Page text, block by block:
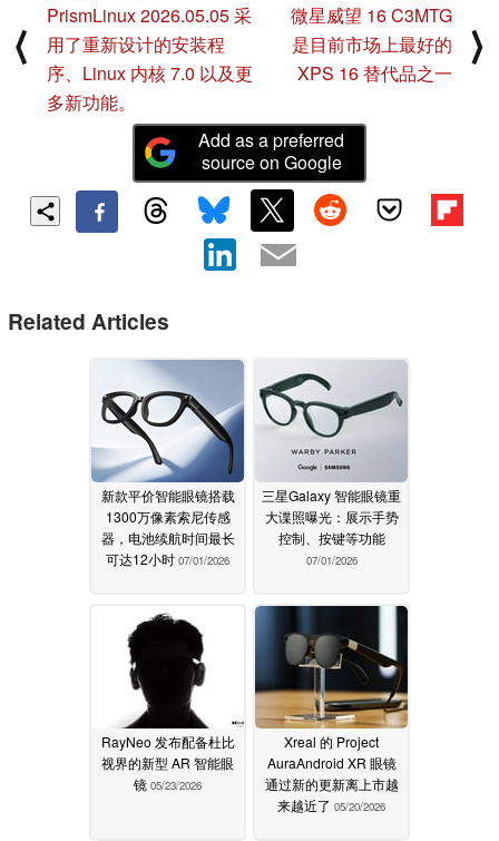
⟨
PrismLinux 2026.05.05 采
用了重新设计的安装程
序、Linux 内核 7.0 以及更
多新功能。
微星威望 16 C3MTG
是目前市场上最好的
XPS 16 替代品之一
⟩
Add as a preferred
source on Google
Related Articles
新款平价智能眼镜搭载
1300万像素索尼传感
器，电池续航时间最长
可达12小时 07/01/2026
三星Galaxy 智能眼镜重
大谍照曝光：展示手势
控制、按键等功能
07/01/2026
RayNeo 发布配备杜比
视界的新型 AR 智能眼
镜 05/23/2026
Xreal 的 Project
AuraAndroid XR 眼镜
通过新的更新离上市越
来越近了 05/20/2026